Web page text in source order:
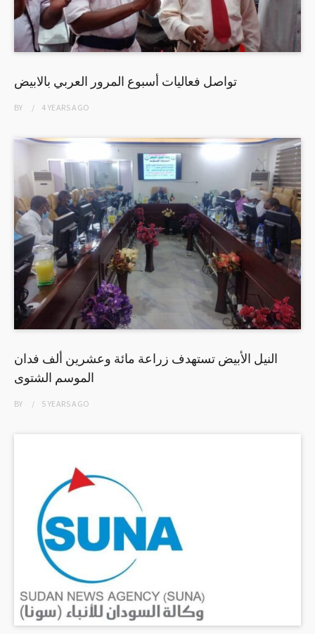
تواصل فعاليات أسبوع المرور العربي بالابيض
BY 4 YEARSAGO
النيل الأبيض تستهدف زراعة مائة وعشرين ألف فدان
الموسم الشتوى
BY 5 YEARSAGO